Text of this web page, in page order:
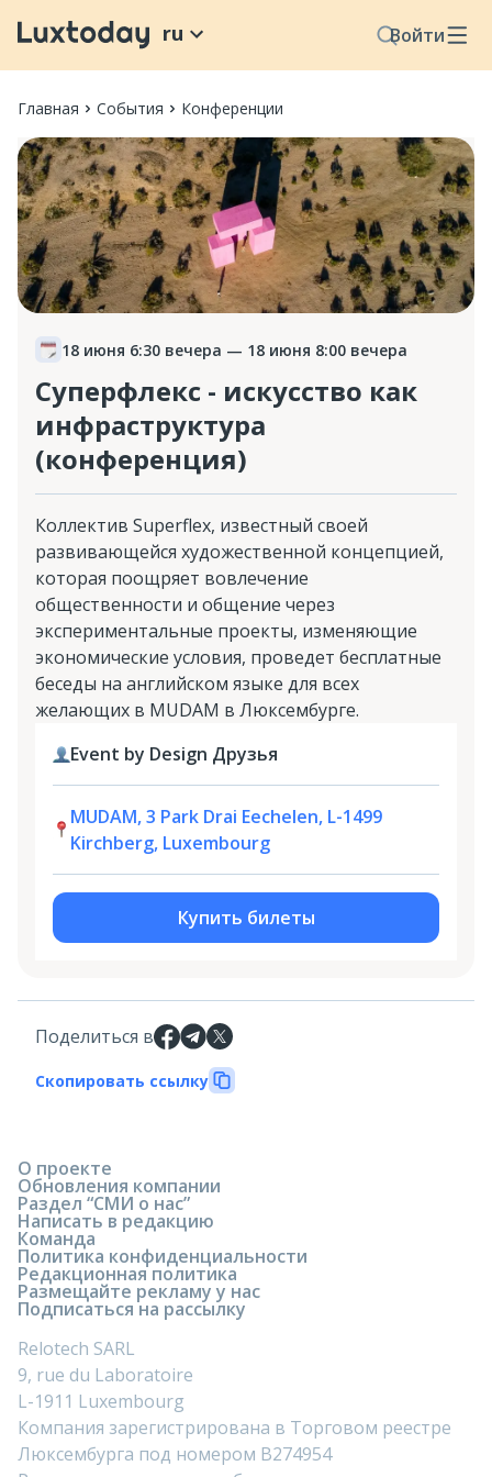
Войти
ru
Главная События Конференции
18 июня 6:30 вечера — 18 июня 8:00 вечера
Суперфлекс - искусство как
инфраструктура
(конференция)
Коллектив Superflex, известный своей
развивающейся художественной концепцией,
которая поощряет вовлечение
общественности и общение через
экспериментальные проекты, изменяющие
экономические условия, проведет бесплатные
беседы на английском языке для всех
желающих в MUDAM в Люксембурге.
Event by Design Друзья
MUDAM, 3 Park Drai Eechelen, L-1499
Kirchberg, Luxembourg
Купить билеты
Поделиться в
Скопировать ссылку
О проекте
Обновления компании
Раздел “СМИ о нас”
Написать в редакцию
Команда
Политика конфиденциальности
Редакционная политика
Размещайте рекламу у нас
Подписаться на рассылку
Relotech SARL
9, rue du Laboratoire
L-1911 Luxembourg
Компания зарегистрирована в Торговом реестре
Люксембурга под номером B274954